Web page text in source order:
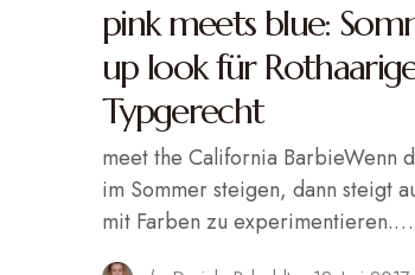
pink meets blue:
up look für
Typgerecht
meet the California BarbieWenn
im Sommer steigen, dann steigt
mit Farben zu experimentieren.…